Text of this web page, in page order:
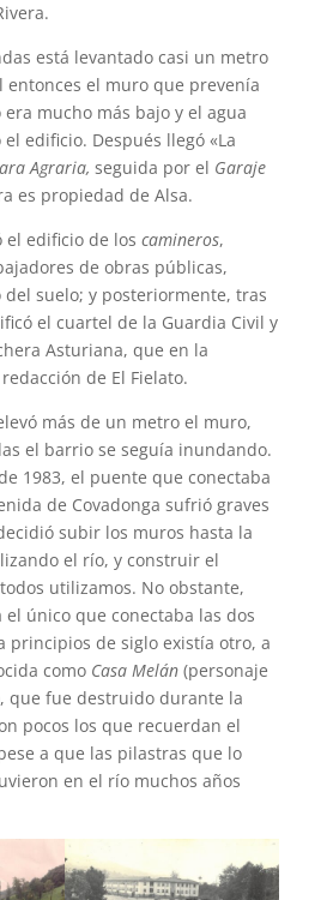
está levantado casi un metro
entonces el muro que prevenía
mucho más bajo y el agua
edificio. Después llegó «La
Agraria, seguida por el Garaje
es propiedad de Alsa.
el edificio de los camineros,
de obras públicas,
suelo; y posteriormente, tras
el cuartel de la Guardia Civil y
Asturiana, que en la
de El Fielato.
más de un metro el muro,
el barrio se seguía inundando.
1983, el puente que conectaba
de Covadonga sufrió graves
subir los muros hasta la
el río, y construir el
utilizamos. No obstante,
único que conectaba las dos
principios de siglo existía otro, a
como Casa Melán(personaje
que fue destruido durante la
pocos los que recuerdan el
a que las pilastras que lo
en el río muchos años